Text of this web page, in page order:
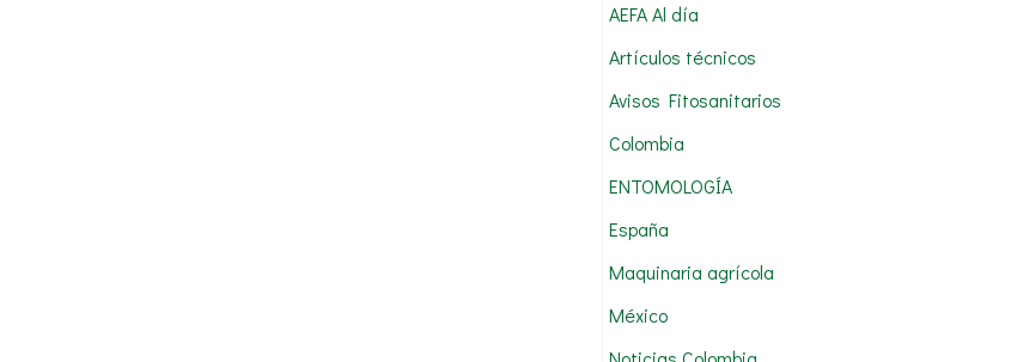
r
p
o
r
:
AEFA Al día
Artículos técnicos
Avisos Fitosanitarios
Colombia
ENTOMOLOGÍA
España
Maquinaria agrícola
México